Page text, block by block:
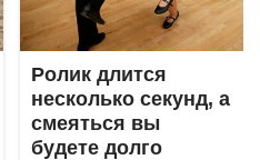
Ролик длится
несколько секунд, а
смеяться вы
будете долго